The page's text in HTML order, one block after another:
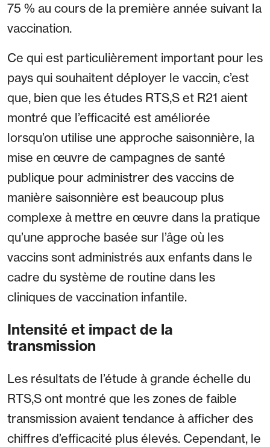
75 % au cours de la première année suivant la
vaccination.
Ce qui est particulièrement important pour les
pays qui souhaitent déployer le vaccin, c’est
que, bien que les études RTS,S et R21 aient
montré que l’efficacité est améliorée
lorsqu’on utilise une approche saisonnière, la
mise en œuvre de campagnes de santé
publique pour administrer des vaccins de
manière saisonnière est beaucoup plus
complexe à mettre en œuvre dans la pratique
qu’une approche basée sur l’âge où les
vaccins sont administrés aux enfants dans le
cadre du système de routine dans les
cliniques de vaccination infantile.
Intensité et impact de la
transmission
Les résultats de l’étude à grande échelle du
RTS,S ont montré que les zones de faible
transmission avaient tendance à afficher des
chiffres d’efficacité plus élevés. Cependant, le